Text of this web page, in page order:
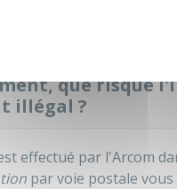
des précisions sur
que risque
illégal ?
effectué par l'Arcom
par voie postale